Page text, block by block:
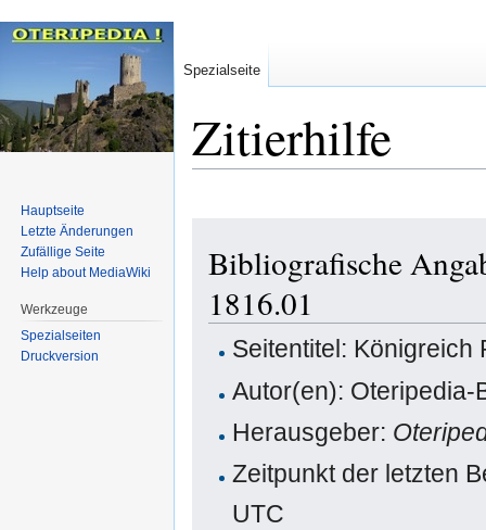
Zitierhilfe
Navigation
springen
Suche
springen
Bibliografische
1816.01
Seitentitel: Königreich
Autor(en): Oteripedia-
Herausgeber:
Zeitpunkt der letzten
UTC
Spezialseite
Hauptseite
Letzte Änderungen
Zufällige Seite
Help about MediaWiki
Werkzeuge
Spezialseiten
Druckversion